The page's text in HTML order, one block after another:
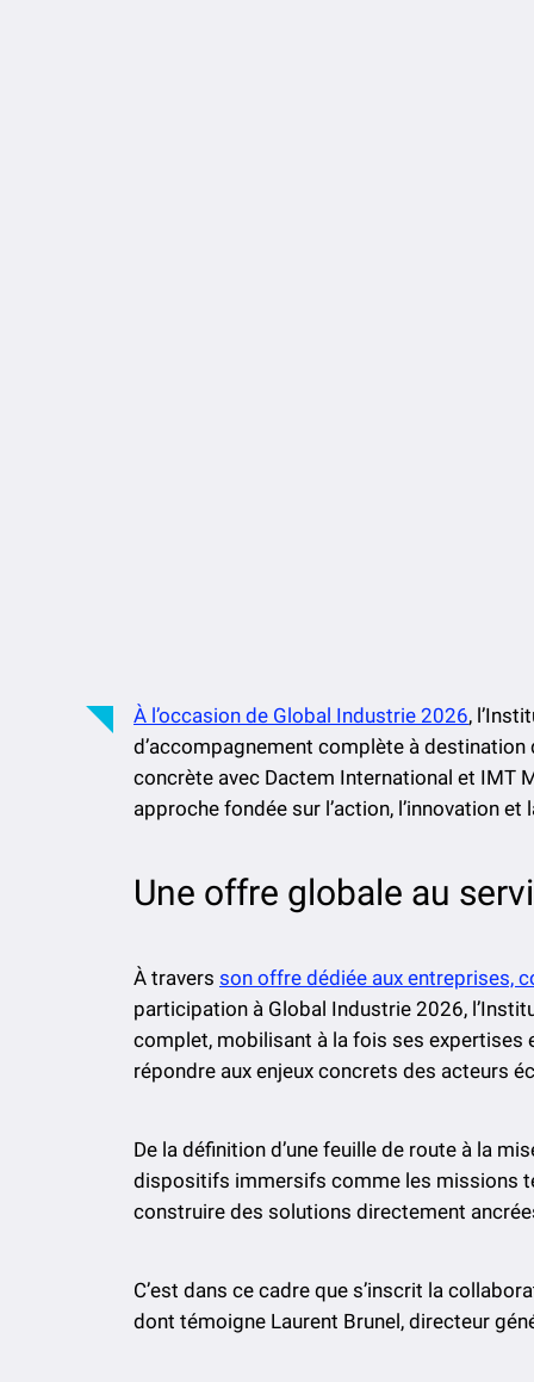
À l’occasion de Global Industrie 2026,
d’accompagnement complète à
concrète avec Dactem International et IMT
approche fondée sur l’action, l’innovation
Une offre globale au
À travers son offre dédiée aux entreprises,
participation à Global Industrie 2026,
complet, mobilisant à la fois ses expertises
répondre aux enjeux concrets des acteurs
De la définition d’une feuille de route à la
dispositifs immersifs comme les missions
construire des solutions directement
C’est dans ce cadre que s’inscrit la
dont témoigne Laurent Brunel, directeur